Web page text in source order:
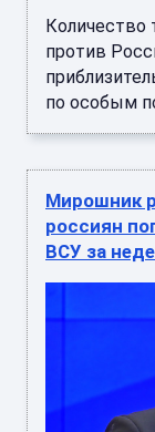
Количество
против
по особым
Мирошник
россиян
ВСУ за